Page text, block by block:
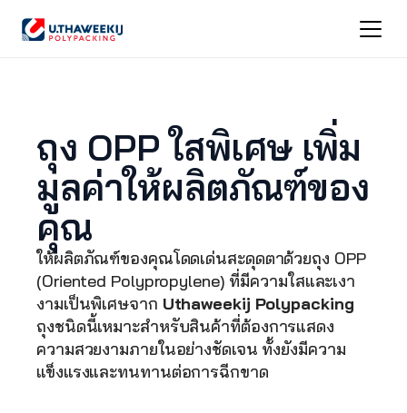
ถุง OPP ใสพิเศษ เพิ่ม
มูลค่าให้ผลิตภัณฑ์ของ
คุณ
ให้ผลิตภัณฑ์ของคุณโดดเด่นสะดุดตาด้วยถุง OPP
(Oriented Polypropylene) ที่มีความใสและเงา
งามเป็นพิเศษจาก Uthaweekij Polypacking
ถุงชนิดนี้เหมาะสำหรับสินค้าที่ต้องการแสดง
ความสวยงามภายในอย่างชัดเจน ทั้งยังมีความ
แข็งแรงและทนทานต่อการฉีกขาด